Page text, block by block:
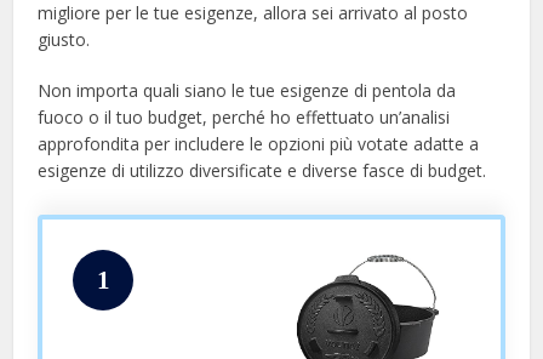
migliore per le tue esigenze, allora sei arrivato al posto
giusto.
Non importa quali siano le tue esigenze di pentola da
fuoco o il tuo budget, perché ho effettuato un’analisi
approfondita per includere le opzioni più votate adatte a
esigenze di utilizzo diversificate e diverse fasce di budget.
1